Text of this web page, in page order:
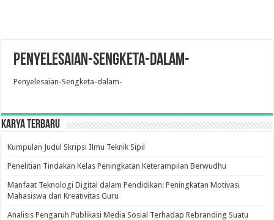
Penyelesaian-Sengketa-dalam-
Penyelesaian-Sengketa-dalam-
Karya Terbaru
Kumpulan Judul Skripsi Ilmu Teknik Sipil
Penelitian Tindakan Kelas Peningkatan Keterampilan Berwudhu
Manfaat Teknologi Digital dalam Pendidikan: Peningkatan Motivasi
Mahasiswa dan Kreativitas Guru
Analisis Pengaruh Publikasi Media Sosial Terhadap Rebranding Suatu